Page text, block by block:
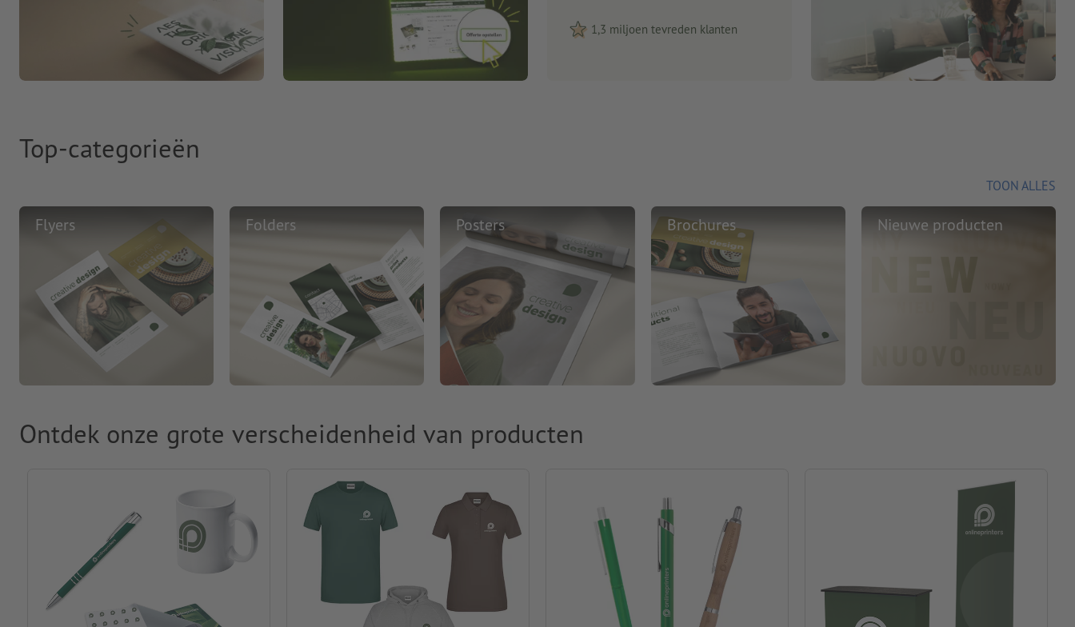
1,3 miljoen tevreden klanten
Top-categorieën
TOON ALLES
Flyers Folders Posters Brochures Nieuwe producten
Ontdek onze grote verscheidenheid van producten